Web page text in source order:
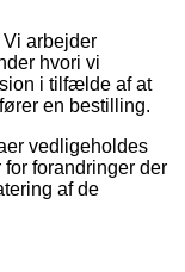
Vi arbejder
hvori vi
i tilfælde af at
en bestilling.
vedligeholdes
forandringer der
af de